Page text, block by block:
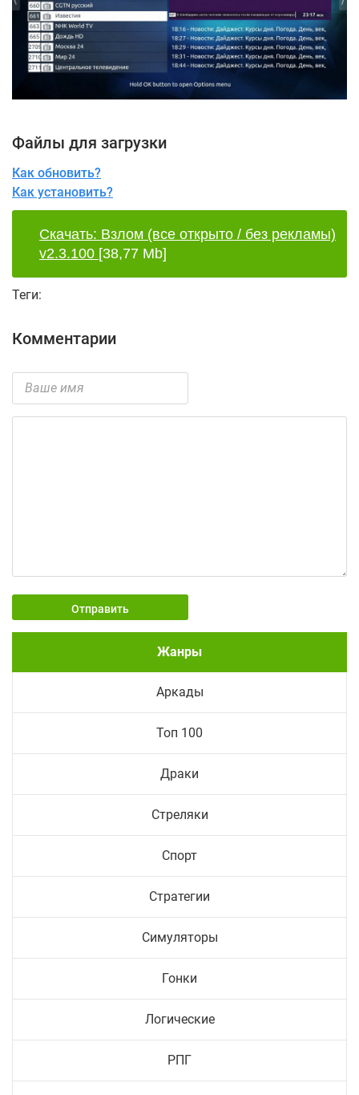
Файлы для загрузки
Как обновить?
Как установить?
Скачать: Взлом (все открыто / без рекламы)
v2.3.100 [38,77 Mb]
Теги:
Комментарии
Отправить
Жанры
Аркады
Топ 100
Драки
Стреляки
Спорт
Стратегии
Симуляторы
Гонки
Логические
РПГ